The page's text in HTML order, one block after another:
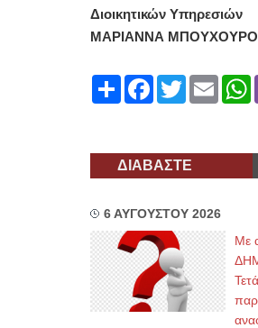
Διοικητικών Υπηρεσιών
ΜΑΡΙΑΝΝΑ
ShareFacebook
TwitterEmail
ΔΙΑΒΑΣΤΕ
6 ΑΥΓΟΥΣΤΟΥ 2026
Με